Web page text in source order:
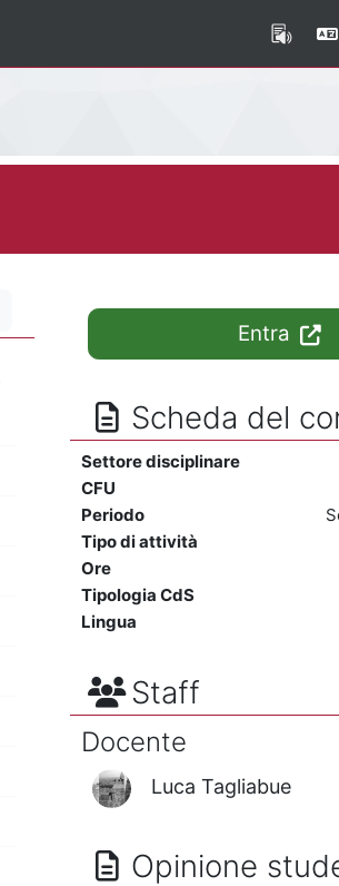
Entra
Scheda del
Settore disciplinare
CFU
Periodo
Tipo di attività
Ore
Tipologia CdS
Lingua
Staff
Docente
Luca Tagliabue
Opinione